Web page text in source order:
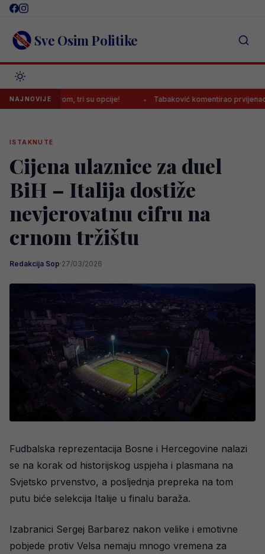
Skip
content Sve Osim Politike
NAJNOVIJE
transferom, tri su opcije! Tabaković komentirao prvijenac u
ISTAKNUTE
Cijena ulaznice za duel
BiH – Italija dostiže
nevjerovatnu cifru na
crnom tržištu
Redakcija Sop·27/03/2026
Fudbalska reprezentacija Bosne i Hercegovine nalazi
se na korak od historijskog uspjeha i plasmana na
Svjetsko prvenstvo, a posljednja prepreka na tom
putu biće selekcija Italije u finalu baraža.
Izabranici Sergej Barbarez nakon velike i emotivne
pobjede protiv Velsa nemaju mnogo vremena za